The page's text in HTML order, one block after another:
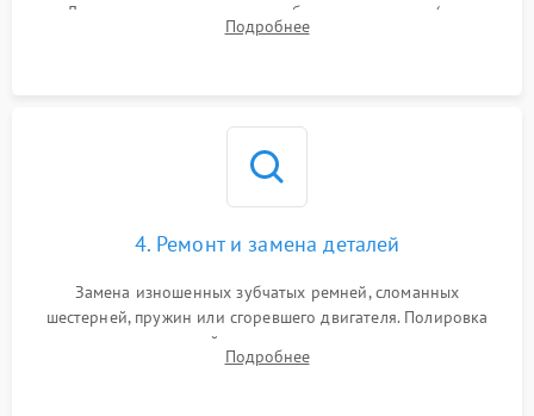
Диагностика электромотора, блока управления (для
компьютерных машин), нитевдевателя и механизма
Подробнее
4. Ремонт и замена деталей
Замена изношенных зубчатых ремней, сломанных
шестерней, пружин или сгоревшего двигателя. Полировка
челночного устройства для устранения заусенцев.
Восстановление контактов в педали и пайка элементов на
Подробнее